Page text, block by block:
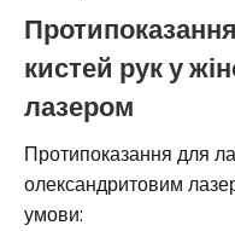
кистей руку
лазером
Протипоказання для
олександритовим
умови: